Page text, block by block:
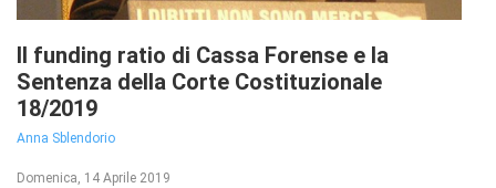
Il funding ratio di Cassa Forense e la
Sentenza della Corte Costituzionale
18/2019
Anna Sblendorio
Domenica, 14 Aprile 2019